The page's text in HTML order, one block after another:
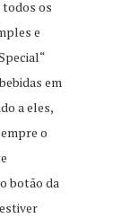
os
e
em
a eles,
o
botão da